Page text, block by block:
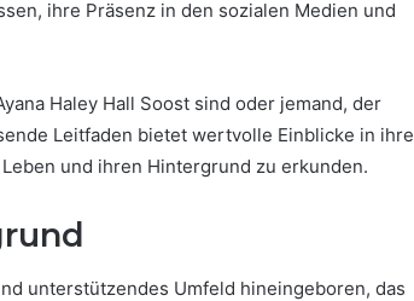
ihre Präsenz in den sozialen Medien und
Haley Hall Soost sind oder jemand, der
Leitfaden bietet wertvolle Einblicke in ihre
und ihren Hintergrund zu erkunden.
unterstützendes Umfeld hineingeboren, das